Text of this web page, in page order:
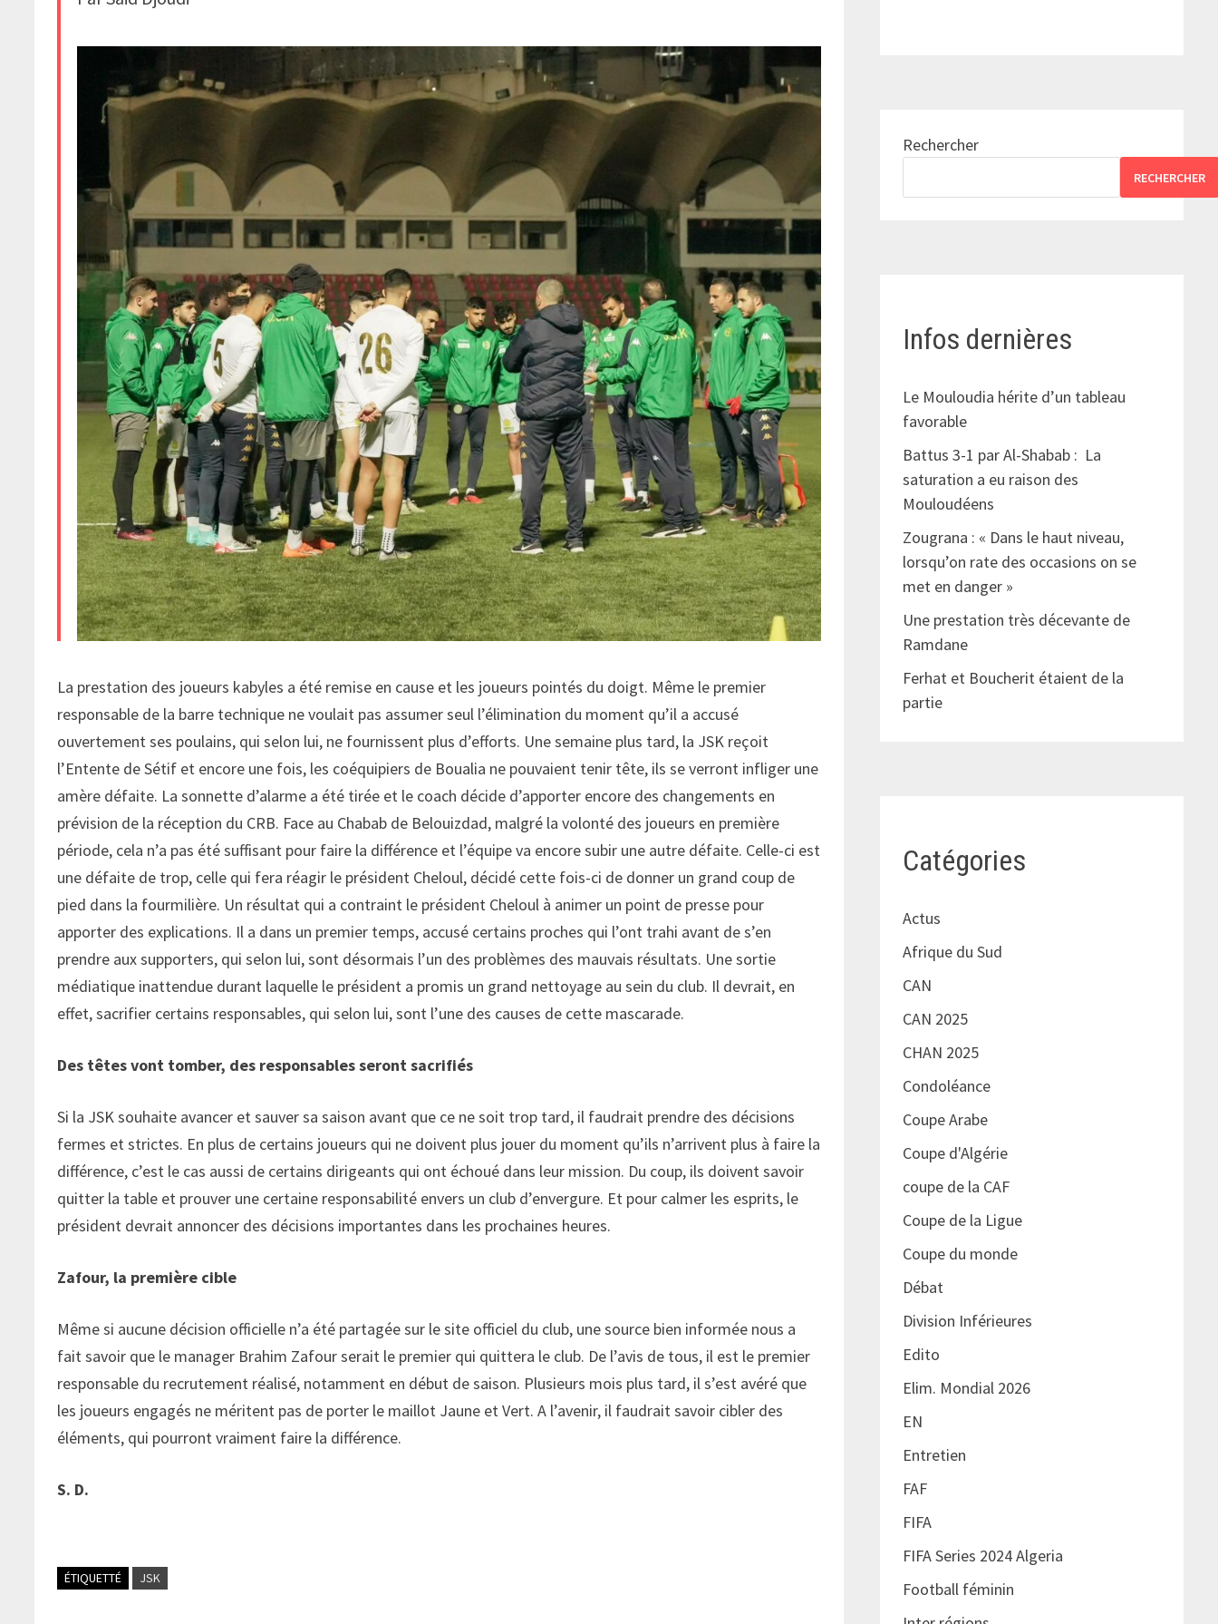
La prestation des joueurs kabyles a été remise en cause et les joueurs pointés du doigt. Même le premier
responsable de la barre technique ne voulait pas assumer seul l’élimination du moment qu’il a accusé
ouvertement ses poulains, qui selon lui, ne fournissent plus d’efforts. Une semaine plus tard, la JSK reçoit
l’Entente de Sétif et encore une fois, les coéquipiers de Boualia ne pouvaient tenir tête, ils se verront infliger une
amère défaite. La sonnette d’alarme a été tirée et le coach décide d’apporter encore des changements en
prévision de la réception du CRB. Face au Chabab de Belouizdad, malgré la volonté des joueurs en première
période, cela n’a pas été suffisant pour faire la différence et l’équipe va encore subir une autre défaite. Celle-ci est
une défaite de trop, celle qui fera réagir le président Cheloul, décidé cette fois-ci de donner un grand coup de
pied dans la fourmilière. Un résultat qui a contraint le président Cheloul à animer un point de presse pour
apporter des explications. Il a dans un premier temps, accusé certains proches qui l’ont trahi avant de s’en
prendre aux supporters, qui selon lui, sont désormais l’un des problèmes des mauvais résultats. Une sortie
médiatique inattendue durant laquelle le président a promis un grand nettoyage au sein du club. Il devrait, en
effet, sacrifier certains responsables, qui selon lui, sont l’une des causes de cette mascarade.
Des têtes vont tomber, des responsables seront sacrifiés
Si la JSK souhaite avancer et sauver sa saison avant que ce ne soit trop tard, il faudrait prendre des décisions
fermes et strictes. En plus de certains joueurs qui ne doivent plus jouer du moment qu’ils n’arrivent plus à faire la
différence, c’est le cas aussi de certains dirigeants qui ont échoué dans leur mission. Du coup, ils doivent savoir
quitter la table et prouver une certaine responsabilité envers un club d’envergure. Et pour calmer les esprits, le
président devrait annoncer des décisions importantes dans les prochaines heures.
Zafour, la première cible
Même si aucune décision officielle n’a été partagée sur le site officiel du club, une source bien informée nous a
fait savoir que le manager Brahim Zafour serait le premier qui quittera le club. De l’avis de tous, il est le premier
responsable du recrutement réalisé, notamment en début de saison. Plusieurs mois plus tard, il s’est avéré que
les joueurs engagés ne méritent pas de porter le maillot Jaune et Vert. A l’avenir, il faudrait savoir cibler des
éléments, qui pourront vraiment faire la différence.
S. D.
ÉTIQUETTÉ JSK
Rechercher
RECHERCHER
Infos dernières
Le Mouloudia hérite d’un tableau
favorable
Battus 3-1 par Al-Shabab : La
saturation a eu raison des
Mouloudéens
Zougrana : « Dans le haut niveau,
lorsqu’on rate des occasions on se
met en danger »
Une prestation très décevante de
Ramdane
Ferhat et Boucherit étaient de la
partie
Catégories
Actus
Afrique du Sud
CAN
CAN 2025
CHAN 2025
Condoléance
Coupe Arabe
Coupe d'Algérie
coupe de la CAF
Coupe de la Ligue
Coupe du monde
Débat
Division Inférieures
Edito
Elim. Mondial 2026
EN
Entretien
FAF
FIFA
FIFA Series 2024 Algeria
Football féminin